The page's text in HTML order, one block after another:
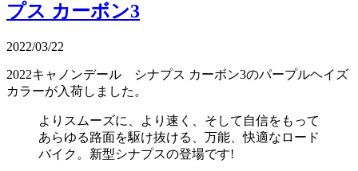
プス カーボン3
2022/03/22
2022キャノンデール シナプス カーボン3のパープルヘイズ
カラーが入荷しました。
よりスムーズに、より速く、そして自信をもって
あらゆる路面を駆け抜ける、万能、快適なロード
バイク。新型シナプスの登場です!